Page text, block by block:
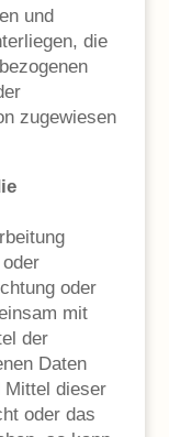
und
die
zugewiesen
oder
mit
der
Daten
Mittel dieser
oder das